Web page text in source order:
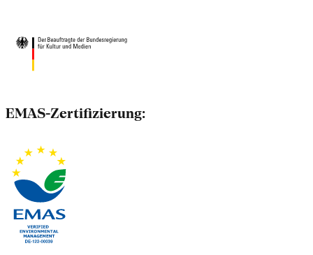
EMAS-Zertifizierung: